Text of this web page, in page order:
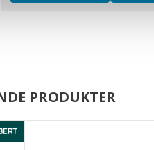
PRODUKTER